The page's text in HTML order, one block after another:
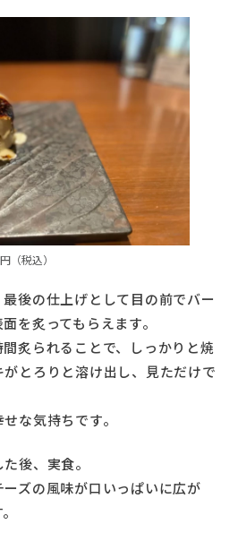
（税込）
後の仕上げとして目の前でバー
を炙ってもらえます。
炙られることで、しっかりと焼
とろりと溶け出し、見ただけで
な気持ちです。
後、実食。
ズの風味が口いっぱいに広が